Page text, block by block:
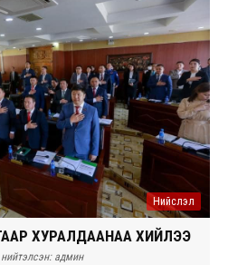
Нийслэл
ХУРАЛДААНАА ХИЙЛЭЭ
нийтэлсэн: админ